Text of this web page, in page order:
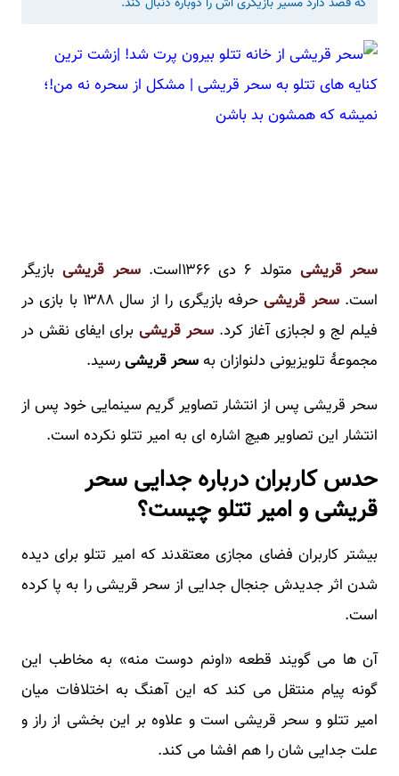
سحر قریشی متولد ۶ دی ۱۳۶۶است. سحر قریشی بازیگر
است. سحر قریشی
حرفه بازیگری را از سال ۱۳۸۸ با بازی در
فیلم لج و لجبازی آغاز کرد. سحر قریشیبرای ایفای نقش در
مجموعهٔ تلویزیونی دلنوازان بهسحر قریشیرسید.
سحر قریشی پس از انتشار تصاویر گریم سینمایی خود پس از
انتشار این تصاویر هیچ اشاره ای به امیر تتلو نکرده است.
حدس کاربران درباره جدایی سحر
قریشی و امیر تتلو چیست؟
بیشتر کاربران فضای مجازی معتقدند که امیر تتلو برای دیده
شدن اثر جدیدش جنجال جدایی از سحر قریشی را به پا کرده
است.
آن ها می گویند قطعه «اونم دوست منه» به مخاطب این
گونه پیام منتقل می کند که این آهنگ به اختلافات میان
امیر تتلو و سحر قریشی است و علاوه بر این بخشی از راز و
علت جدایی شان را هم افشا می کند.